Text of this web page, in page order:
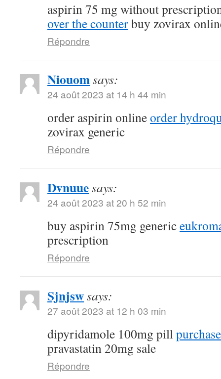
aspirin 75 mg without
over the counterbuy zovirax
Répondre
Niouomsays:
24 août 2023 at 14 h 44 min
order aspirin onlineorder
zovirax generic
Répondre
Dvnuuesays:
24 août 2023 at 20 h 52 min
buy aspirin 75mg generic
prescription
Répondre
Sjnjswsays:
27 août 2023 at 12 h 03 min
dipyridamole 100mg pill
pravastatin 20mg sale
Répondre